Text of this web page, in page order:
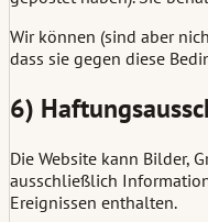
Wir können (sind aber
dass sie gegen diese
6)
Die Website kann Bilder,
ausschließlich
Ereignissen enthalten.